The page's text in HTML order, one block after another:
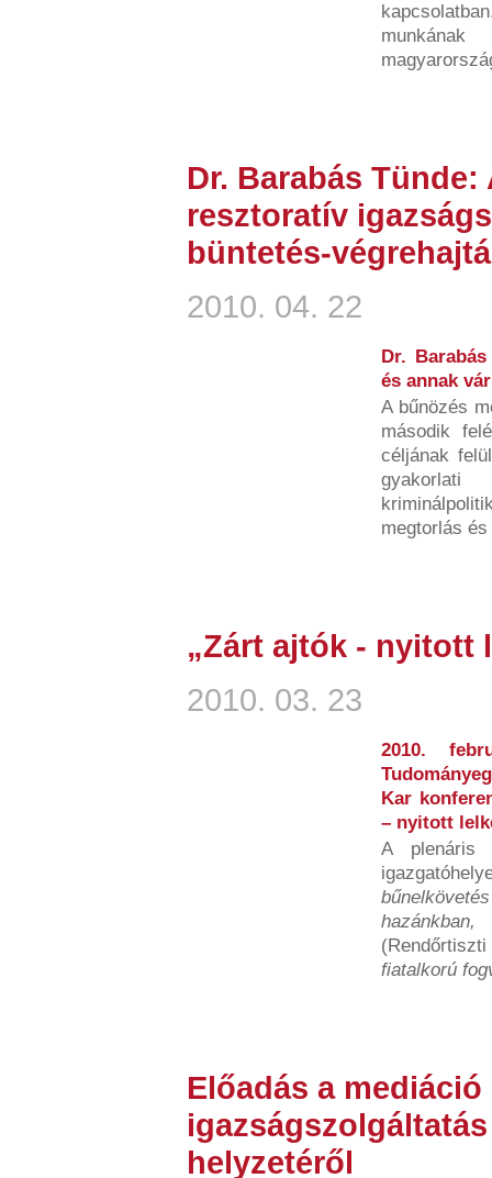
Dr. Barabás
resztoratív
büntetés-
2010. 04. 22
Dr.
és annak
A bűnözés
második
céljának
gyakorlati
megtorlás
„Zárt ajtók - nyitott
2010. 03. 23
2010.
Kar
– nyitott
A plenáris
fiatalkorú
Előadás a
helyzetéről